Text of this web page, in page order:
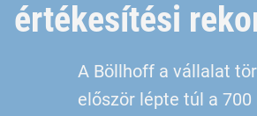
értékesítési
A Böllhoff a vállalat
először lépte túl a